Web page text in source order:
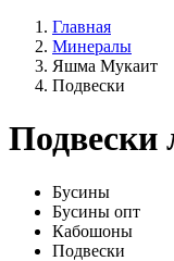
Главная
Минералы
Яшма Мукаит
Подвески
Подвески
Бусины
Бусины опт
Кабошоны
Подвески